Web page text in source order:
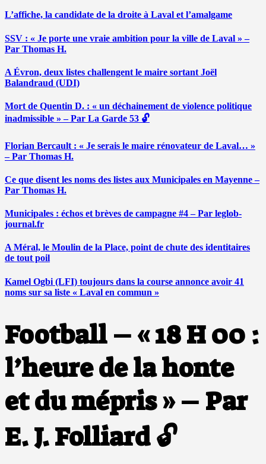
L’affiche, la candidate de la droite à Laval et l’amalgame
SSV : « Je porte une vraie ambition pour la ville de Laval » –
Par Thomas H.
A Évron, deux listes challengent le maire sortant Joël
Balandraud (UDI)
Mort de Quentin D. : « un déchainement de violence politique
inadmissible » – Par La Garde 53 🔓
Florian Bercault : « Je serais le maire rénovateur de Laval… »
– Par Thomas H.
Ce que disent les noms des listes aux Municipales en Mayenne –
Par Thomas H.
Municipales : échos et brèves de campagne #4 – Par leglob-
journal.fr
A Méral, le Moulin de la Place, point de chute des identitaires
de tout poil
Kamel Ogbi (LFI) toujours dans la course annonce avoir 41
noms sur sa liste « Laval en commun »
Football – « 18 H 00 :
l’heure de la honte
et du mépris » – Par
E. J. Folliard 🔓